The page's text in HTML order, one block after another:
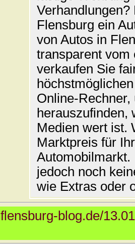
Flensburg ein
von Autos in
transparent vom
verkaufen Sie
Online-
herauszufinden,
Medien wert ist.
Marktpreis für
jedoch noch
wie Extras oder
flensburg-blog.de/